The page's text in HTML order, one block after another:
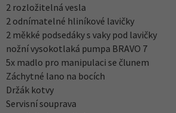
2 rozložitelná vesla
2 odnímatelné hliníkové lavičky
2 měkké podsedáky s vaky pod lavičky
nožní vysokotlaká pumpa BRAVO 7
5x madlo pro manipulaci se člunem
Záchytné lano na bocích
Držák kotvy
Servisní souprava